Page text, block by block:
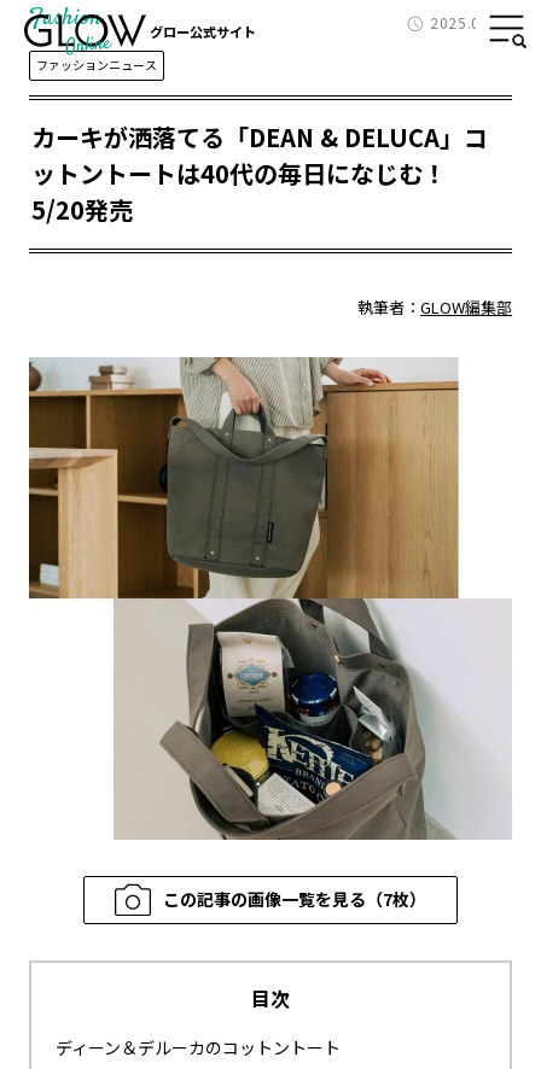
グロー公式サイト 2025.05.13
Fashion
ファッションニュース
カーキが洒落てる「DEAN & DELUCA」コ
ットントートは40代の毎日になじむ！
5/20発売
執筆者：GLOW編集部
この記事の画像一覧を見る（7枚）
目次
ディーン＆デルーカのコットントート